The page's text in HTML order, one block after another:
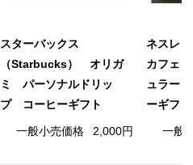
スターバックス
（Starbucks） オリガ
ミ パーソナルドリッ
プ コーヒーギフト
一般小売価格 2,000円
ネスレ
カフェ
ュラー
ーギフト
一般